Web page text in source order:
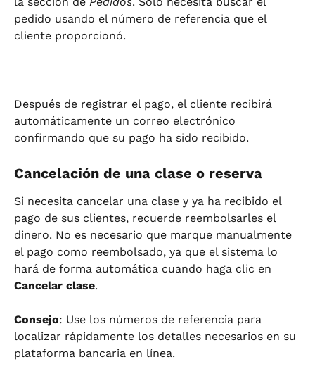
pedido usando el número de referencia que el
cliente proporcionó.
Después de registrar el pago, el cliente recibirá
automáticamente un correo electrónico
confirmando que su pago ha sido recibido.
Cancelación de una clase o reserva
Si necesita cancelar una clase y ya ha recibido el
pago de sus clientes, recuerde reembolsarles el
dinero. No es necesario que marque manualmente
el pago como reembolsado, ya que el sistema lo
hará de forma automática cuando haga clic en
Cancelar clase.
Consejo: Use los números de referencia para
localizar rápidamente los detalles necesarios en su
plataforma bancaria en línea.